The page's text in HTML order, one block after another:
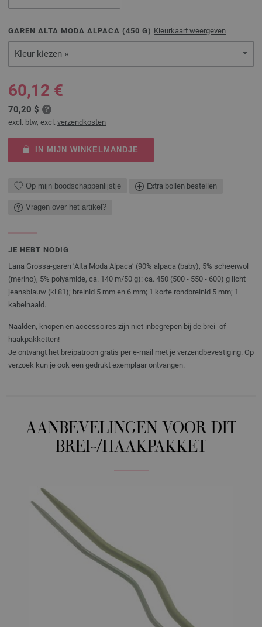
GAREN ALTA MODA ALPACA (450 G) Kleurkaart weergeven
Kleur kiezen »
60,12 €
70,20 $
excl. btw, excl. verzendkosten
IN MIJN WINKELMANDJE
Op mijn boodschappenlijstje Extra bollen bestellen
Vragen over het artikel?
JE HEBT NODIG
Lana Grossa-garen ‘Alta Moda Alpaca’ (90% alpaca (baby), 5% scheerwol
(merino), 5% polyamide, ca. 140 m/50 g): ca. 450 (500 - 550 - 600) g licht
jeansblauw (kl 81); breinld 5 mm en 6 mm; 1 korte rondbreinld 5 mm; 1
kabelnaald.
Naalden, knopen en accessoires zijn niet inbegrepen bij de brei- of
haakpakketten!
Je ontvangt het breipatroon gratis per e-mail met je verzendbevestiging. Op
verzoek kun je ook een gedrukt exemplaar ontvangen.
AANBEVELINGEN VOOR DIT
BREI-/HAAKPAKKET